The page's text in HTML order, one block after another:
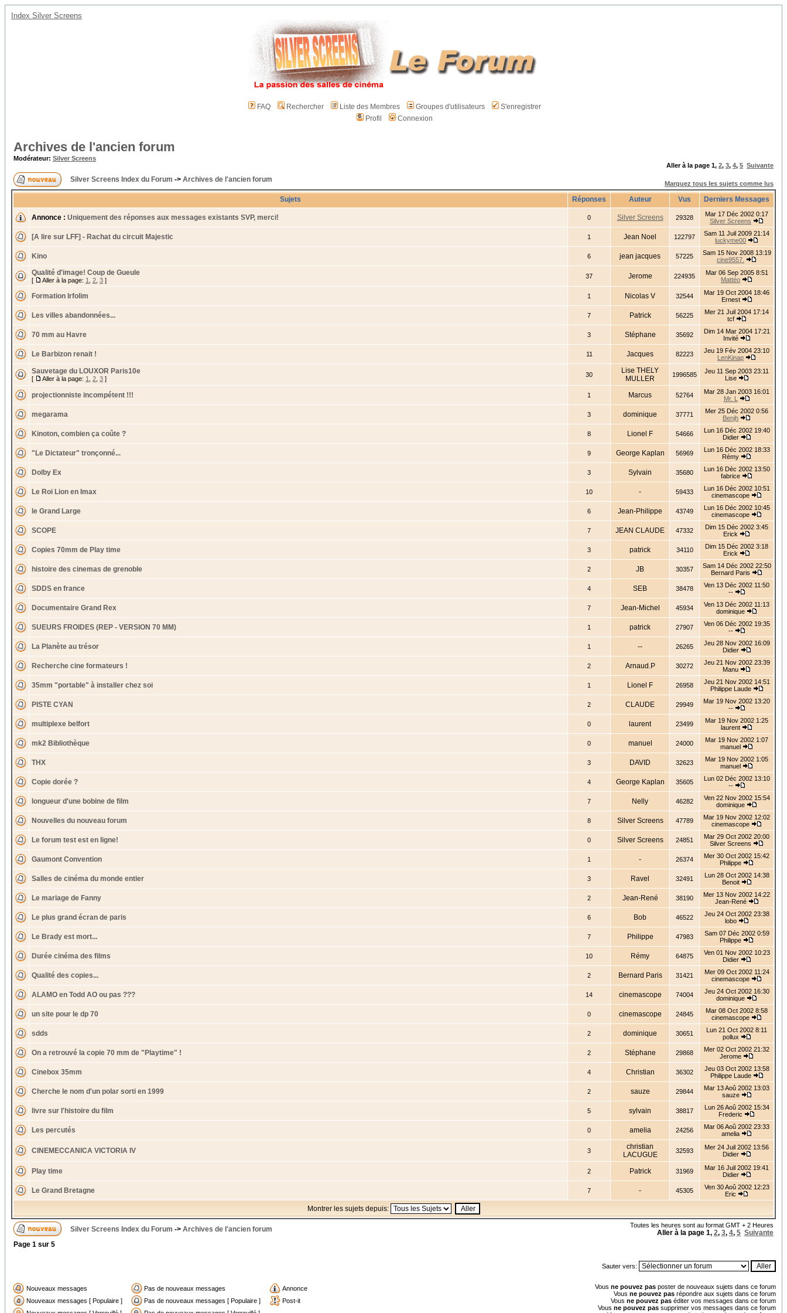
Index Silver Screens
FAQ Rechercher Liste des Membres Groupes d'utilisateurs
S'enregistrer
Profil
Connexion
Archives de l'ancien forum
Modérateur: Silver Screens
Aller à la page 1, 2, 3, 4, 5 Suivante
Silver Screens Index du Forum -> Archives de l'ancien forum Marquez tous les sujets comme lus
Sujets Réponses Auteur Vus Derniers Messages
Annonce : Uniquement des réponses aux messages existants SVP, merci! 0 Silver Screens 29328
Mar 17 Déc 2002 0:17
Silver Screens
[A lire sur LFF] - Rachat du circuit Majestic 1 Jean Noel 122797
Sam 11 Juil 2009 21:14
luckyme00
Kino 6 jean jacques 57225
Sam 15 Nov 2008 13:19
cine9557.
Qualité d'image! Coup de Gueule
[ Aller à la page: 1 2 3 ]
37 Jerome 224935
Mar 06 Sep 2005 8:51
Mattéo
Formation Irfolim 1 Nicolas V 32544
Mar 19 Oct 2004 18:46
Ernest
Les villes abandonnées... 7 Patrick 56225
Mer 21 Juil 2004 17:14
tcf
70 mm au Havre 3 Stéphane 35692
Dim 14 Mar 2004 17:21
Invité
Le Barbizon renait ! 11 Jacques 82223
Jeu 19 Fév 2004 23:10
LenKinap
Sauvetage du LOUXOR Paris10e
[ Aller à la page: 1 2 3 ]
30
Lise THELY
MULLER
1996585
Jeu 11 Sep 2003 23:11
Lise
projectionniste incompétent !!! 1 Marcus 52764
Mar 28 Jan 2003 16:01
Mr. L
megarama 3 dominique 37771
Mer 25 Déc 2002 0:56
Benjh
Kinoton, combien ça coûte ? 8 Lionel F 54666
Lun 16 Déc 2002 19:40
Didier
"Le Dictateur" tronçonné... 9 George Kaplan 56969
Lun 16 Déc 2002 18:33
Rémy
Dolby Ex 3 Sylvain 35680
Lun 16 Déc 2002 13:50
fabrice
Le Roi Lion en Imax 10 - 59433
Lun 16 Déc 2002 10:51
cinemascope
le Grand Large 6 Jean-Philippe 43749
Lun 16 Déc 2002 10:45
cinemascope
SCOPE 7 JEAN CLAUDE 47332
Dim 15 Déc 2002 3:45
Erick
Copies 70mm de Play time 3 patrick 34110
Dim 15 Déc 2002 3:18
Erick
histoire des cinemas de grenoble 2 JB 30357
Sam 14 Déc 2002 22:50
Bernard Paris
SDDS en france 4 SEB 38478
Ven 13 Déc 2002 11:50
--
Documentaire Grand Rex 7 Jean-Michel 45934
Ven 13 Déc 2002 11:13
dominique
SUEURS FROIDES (REP - VERSION 70 MM) 1 patrick 27907
Ven 06 Déc 2002 19:35
--
La Planète au trésor 1 -- 26265
Jeu 28 Nov 2002 16:09
Didier
Recherche cine formateurs ! 2 Arnaud.P 30272
Jeu 21 Nov 2002 23:39
Manu
35mm "portable" à installer chez soi 1 Lionel F 26958
Jeu 21 Nov 2002 14:51
Philippe Laude
PISTE CYAN 2 CLAUDE 29949
Mar 19 Nov 2002 13:20
--
multiplexe belfort 0 laurent 23499
Mar 19 Nov 2002 1:25
laurent
mk2 Bibliothèque 0 manuel 24000
Mar 19 Nov 2002 1:07
manuel
THX 3 DAVID 32623
Mar 19 Nov 2002 1:05
manuel
Copie dorée ? 4 George Kaplan 35605
Lun 02 Déc 2002 13:10
--
longueur d'une bobine de film 7 Nelly 46282
Ven 22 Nov 2002 15:54
dominique
Nouvelles du nouveau forum 8 Silver Screens 47789
Mar 19 Nov 2002 12:02
cinemascope
Le forum test est en ligne! 0 Silver Screens 24851
Mar 29 Oct 2002 20:00
Silver Screens
Gaumont Convention 1 - 26374
Mer 30 Oct 2002 15:42
Philippe
Salles de cinéma du monde entier 3 Ravel 32491
Lun 28 Oct 2002 14:38
Benoit
Le mariage de Fanny 2 Jean-René 38190
Mer 13 Nov 2002 14:22
Jean-René
Le plus grand écran de paris 6 Bob 46522
Jeu 24 Oct 2002 23:38
lobo
Le Brady est mort... 7 Philippe 47983
Sam 07 Déc 2002 0:59
Philippe
Durée cinéma des films 10 Rémy 64875
Ven 01 Nov 2002 10:23
Didier
Qualité des copies... 2 Bernard Paris 31421
Mer 09 Oct 2002 11:24
cinemascope
ALAMO en Todd AO ou pas ??? 14 cinemascope 74004
Jeu 24 Oct 2002 16:30
dominique
un site pour le dp 70 0 cinemascope 24845
Mar 08 Oct 2002 8:58
cinemascope
sdds 2 dominique 30651
Lun 21 Oct 2002 8:11
pollux
On a retrouvé la copie 70 mm de "Playtime" ! 2 Stéphane 29868
Mer 02 Oct 2002 21:32
Jerome
Cinebox 35mm 4 Christian 36302
Jeu 03 Oct 2002 13:58
Philippe Laude
Cherche le nom d'un polar sorti en 1999 2 sauze 29844
Mar 13 Aoû 2002 13:03
sauze
livre sur l'histoire du film 5 sylvain 38817
Lun 26 Aoû 2002 15:34
Frederic
Les percutés 0 amelia 24256
Mar 06 Aoû 2002 23:33
amelia
CINEMECCANICA VICTORIA IV 3
christian
LACUGUE
32593
Mer 24 Juil 2002 13:56
Didier
Play time 2 Patrick 31969
Mar 16 Juil 2002 19:41
Didier
Le Grand Bretagne 7 - 45305
Ven 30 Aoû 2002 12:23
Eric
Montrer les sujets depuis:
Silver Screens Index du Forum -> Archives de l'ancien forum Toutes les heures sont au format GMT + 2 Heures
Aller à la page 1, 2, 3, 4, 5 Suivante
Page 1 sur 5
Sauter vers:
Nouveaux messages Pas de nouveaux messages
Annonce
Nouveaux messages [ Populaire ]
Pas de nouveaux messages [ Populaire ]
Post-it
Vous ne pouvez pas poster de nouveaux sujets dans ce forum
Vous ne pouvez pas répondre aux sujets dans ce forum
Vous ne pouvez pas éditer vos messages dans ce forum
Vous ne pouvez pas supprimer vos messages dans ce forum